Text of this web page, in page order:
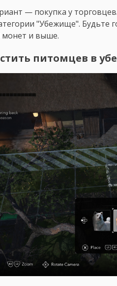
— покупка у
"Убежище". Будьте
монет и выше.
питомцев в